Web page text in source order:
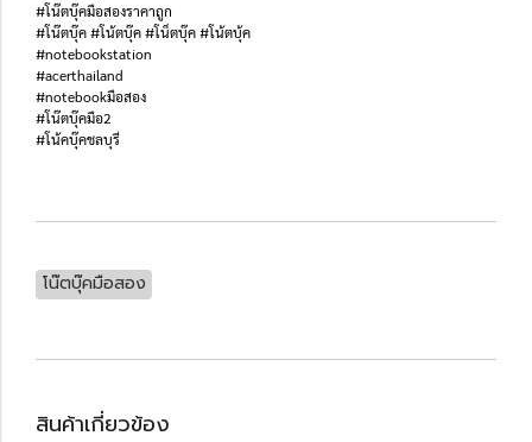
#โน๊ตบุ๊คมือสองราคาถูก
#โน๊ตบุ๊ค #โน้ตบุ๊ค #โน็ตบุ๊ค #โน้ตบุ้ค
#notebookstation
#acerthailand
#notebookมือสอง
#โน๊ตบุ๊คมือ2
#โน้คบุ๊คชลบุรี
โน๊ตบุ๊คมือสอง
สินค้าเกี่ยวข้อง